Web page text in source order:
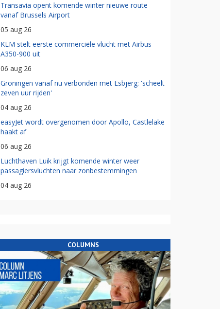
Transavia opent komende winter nieuwe route
vanaf Brussels Airport
05 aug 26
KLM stelt eerste commerciële vlucht met Airbus
A350-900 uit
06 aug 26
Groningen vanaf nu verbonden met Esbjerg: 'scheelt
zeven uur rijden'
04 aug 26
easyJet wordt overgenomen door Apollo, Castlelake
haakt af
06 aug 26
Luchthaven Luik krijgt komende winter weer
passagiersvluchten naar zonbestemmingen
04 aug 26
COLUMNS